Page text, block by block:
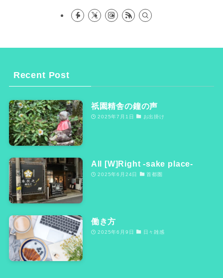
Recent Post
祇園精舎の鐘の声
2025年7月1日 お出掛け
All [W]Right -sake place-
2025年6月24日 首都圏
働き方
2025年6月9日 日々雑感